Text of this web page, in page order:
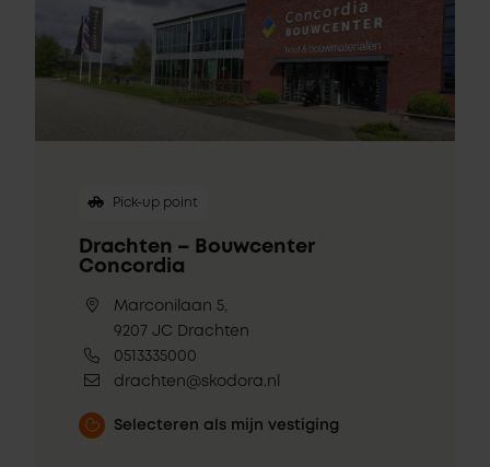
Pick-up point
Drachten – Bouwcenter
Concordia
Marconilaan 5,
9207 JC Drachten
0513335000
drachten@skodora.nl
Selecteren als mijn vestiging